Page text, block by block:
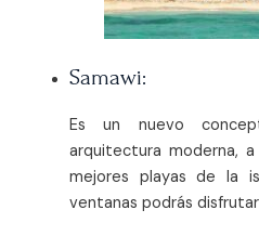
Samawi:
Es un nuevo
arquitectura moderna,
mejores playas de la
ventanas podrás